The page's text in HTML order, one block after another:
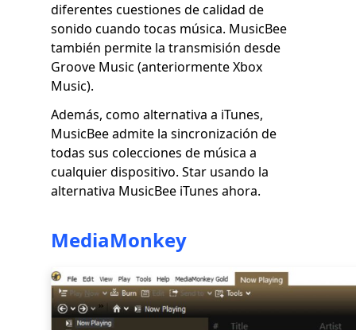
diferentes cuestiones de calidad de
sonido cuando tocas música. MusicBee
también permite la transmisión desde
Groove Music (anteriormente Xbox
Music).
Además, como alternativa a iTunes,
MusicBee admite la sincronización de
todas sus colecciones de música a
cualquier dispositivo. Star usando la
alternativa MusicBee iTunes ahora.
MediaMonkey